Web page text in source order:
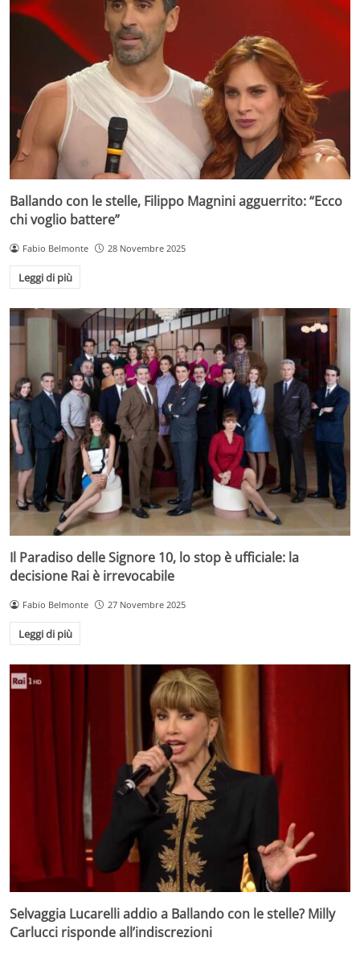
Ballando con le stelle, Filippo Magnini agguerrito: “Ecco
chi voglio battere”
Fabio Belmonte 28 Novembre 2025
Leggi di più
Il Paradiso delle Signore 10, lo stop è ufficiale: la
decisione Rai è irrevocabile
Fabio Belmonte 27 Novembre 2025
Leggi di più
Selvaggia Lucarelli addio a Ballando con le stelle? Milly
Carlucci risponde all’indiscrezioni